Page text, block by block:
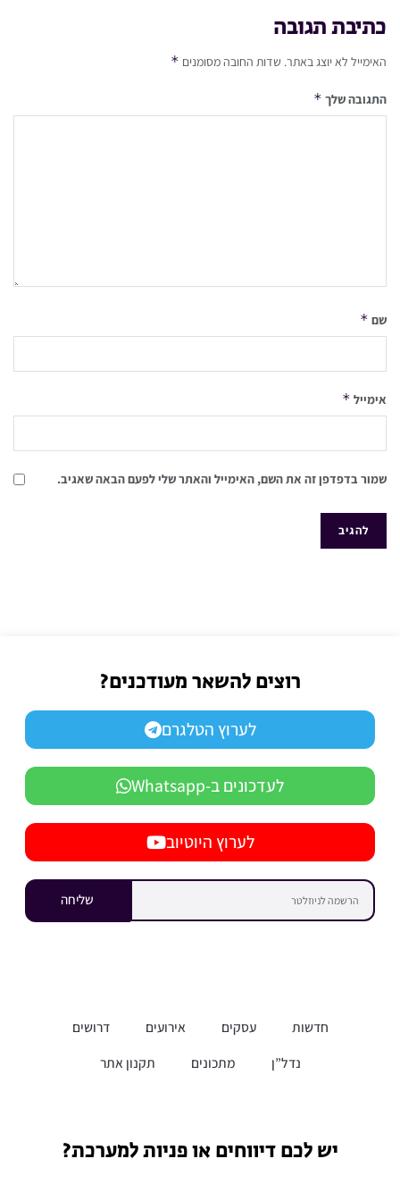
כתיבת תגובה
האימייל לא יוצג באתר. שדות החובה מסומנים *
התגובה שלך *
שם *
אימייל *
שמור בדפדפן זה את השם, האימייל והאתר שלי לפעם הבאה שאגיב.
רוצים להשאר מעודכנים?
לערוץ הטלגרם
לעדכונים ב-Whatsapp
לערוץ היוטיוב
שליחה
חדשות עסקים אירועים
דרושים
נדל”ן
מתכונים תקנון אתר
יש לכם דיווחים או פניות למערכת?